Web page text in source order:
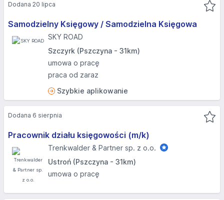
Samodzielny Księgowy / Samodzielna Księgowa
SKY ROAD
Szczyrk (Pszczyna - 31km)
umowa o pracę
praca od zaraz
Szybkie aplikowanie
Dodana 20 lipca
Pracownik działu księgowości (m/k)
Trenkwalder & Partner sp. z o.o.
Ustroń (Pszczyna - 31km)
umowa o pracę
Dodana 6 sierpnia